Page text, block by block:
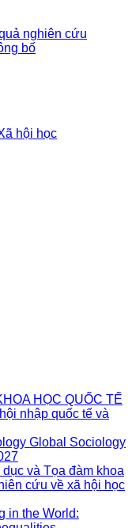
nghiên cứu
bố
hội học
HỌC QUỐC TẾ
nhập quốc tế và
Global Sociology
và Tọa đàm khoa
cứu về xã hội học
in the World: